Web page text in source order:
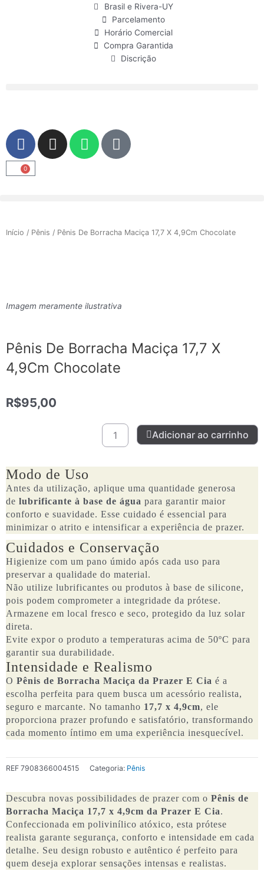
Brasil e Rivera-UY
Parcelamento
Horário Comercial
Compra Garantida
Discrição
F
a
c
e
o
k
I
n
r
a
W
h
p
U
s
0
Carrinho
Início / Pênis / Pênis De Borracha Maciça 17,7 X 4,9Cm Chocolate
Imagem meramente ilustrativa
Pênis De Borracha Maciça 17,7 X
4,9Cm Chocolate
R$95,00
Pênis
De
Maciça
X
4,9Cm
Chocolate
quantidade
Adicionar ao carrinho
Modo de Uso
Antes da utilização, aplique uma quantidade generosa
de lubrificante à base de água para garantir maior
conforto e suavidade. Esse cuidado é essencial para
minimizar o atrito e intensificar a experiência de prazer.
Cuidados e Conservação
Higienize com um pano úmido após cada uso para
preservar a qualidade do material.
Não utilize lubrificantes ou produtos à base de silicone,
pois podem comprometer a integridade da prótese.
Armazene em local fresco e seco, protegido da luz solar
direta.
Evite expor o produto a temperaturas acima de 50ºC para
garantir sua durabilidade.
Intensidade e Realismo
O Pênis de Borracha Maciça da Prazer E Cia é a
escolha perfeita para quem busca um acessório realista,
seguro e marcante. No tamanho 17,7 x 4,9cm, ele
proporciona prazer profundo e satisfatório, transformando
cada momento íntimo em uma experiência inesquecível.
REF 7908366004515 Categoria: Pênis
Descubra novas possibilidades de prazer com o Pênis de
Borracha Maciça 17,7 x 4,9cm da Prazer E Cia.
Confeccionada em polivinílico atóxico, esta prótese
realista garante segurança, conforto e intensidade em cada
detalhe. Seu design robusto e autêntico é perfeito para
quem deseja explorar sensações intensas e realistas.